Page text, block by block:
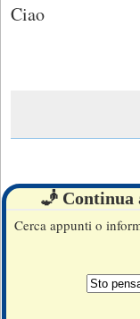
Ciao
🧞 Continua
Cerca appunti o